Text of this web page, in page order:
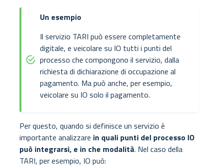
Un esempio
Il servizio TARI può essere completamente
digitale, e veicolare su IO tutti i punti del
processo che compongono il servizio, dalla
richiesta di dichiarazione di occupazione al
pagamento. Ma può anche, per esempio,
veicolare su IO solo il pagamento.
Per questo, quando si definisce un servizio è
importante analizzare in quali punti del processo IO
può integrarsi, e in che modalità. Nel caso della
TARI, per esempio, IO può: